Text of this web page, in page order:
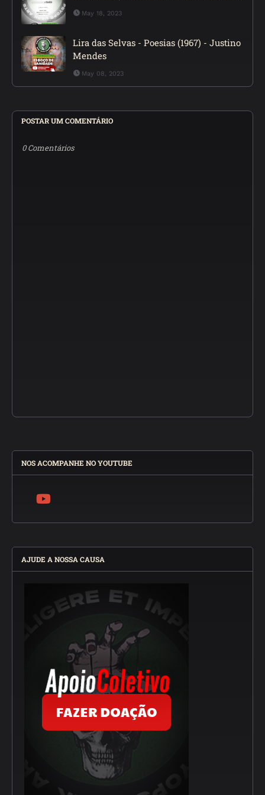
May 18, 2023
Lira das Selvas - Poesias (1967) - Justino
Mendes
May 08, 2023
POSTAR UM COMENTÁRIO
0 Comentários
NOS ACOMPANHE NO YOUTUBE
AJUDE A NOSSA CAUSA